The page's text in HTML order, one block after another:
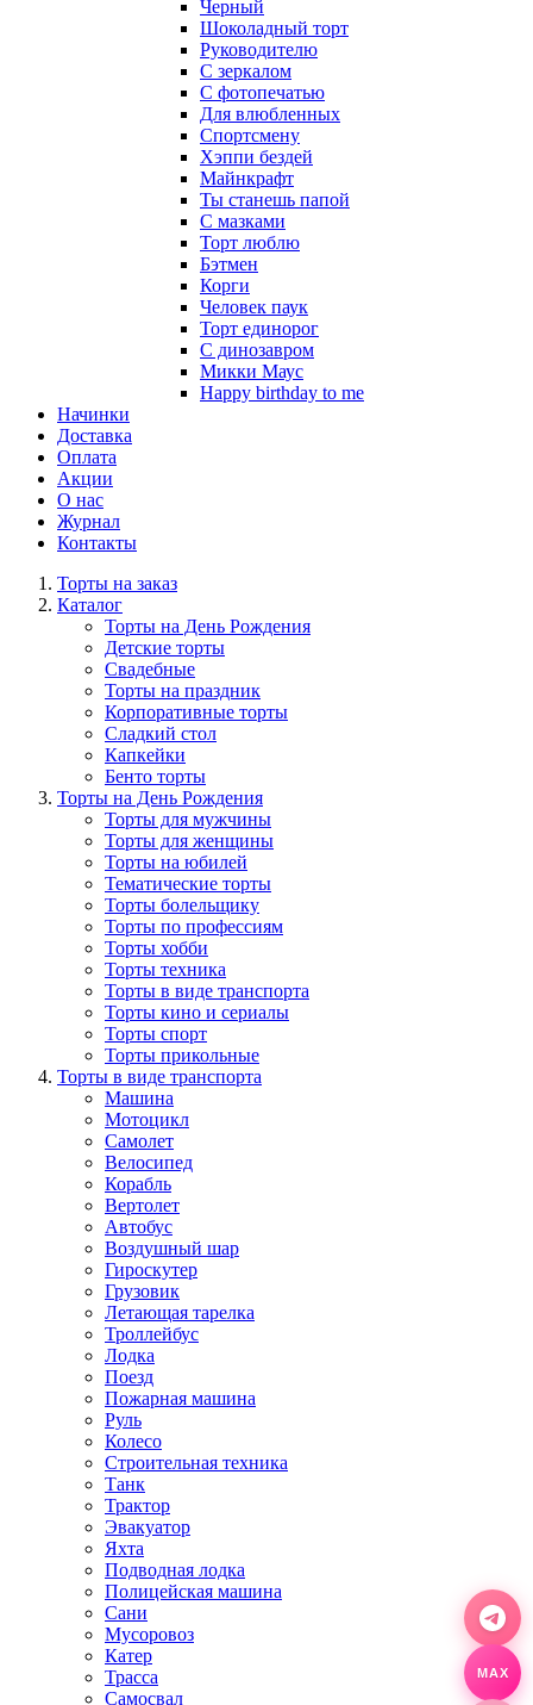
Черный
Шоколадный торт
Руководителю
С зеркалом
С фотопечатью
Для влюбленных
Спортсмену
Хэппи бездей
Майнкрафт
Ты станешь папой
С мазками
Торт люблю
Бэтмен
Корги
Человек паук
Торт единорог
С динозавром
Микки Маус
Happy birthday to me
Начинки
Доставка
Оплата
Акции
О нас
Журнал
Контакты
Торты на заказ
Каталог
Торты на День Рождения
Детские торты
Свадебные
Торты на праздник
Корпоративные торты
Сладкий стол
Капкейки
Бенто торты
Торты на День Рождения
Торты для мужчины
Торты для женщины
Торты на юбилей
Тематические торты
Торты болельщику
Торты по профессиям
Торты хобби
Торты техника
Торты в виде транспорта
Торты кино и сериалы
Торты спорт
Торты прикольные
Торты в виде транспорта
Машина
Мотоцикл
Самолет
Велосипед
Корабль
Вертолет
Автобус
Воздушный шар
Гироскутер
Грузовик
Летающая тарелка
Троллейбус
Лодка
Поезд
Пожарная машина
Руль
Колесо
Строительная техника
Танк
Трактор
Эвакуатор
Яхта
Подводная лодка
Полицейская машина
Сани
Мусоровоз
Катер
Трасса
Самосвал
MAX